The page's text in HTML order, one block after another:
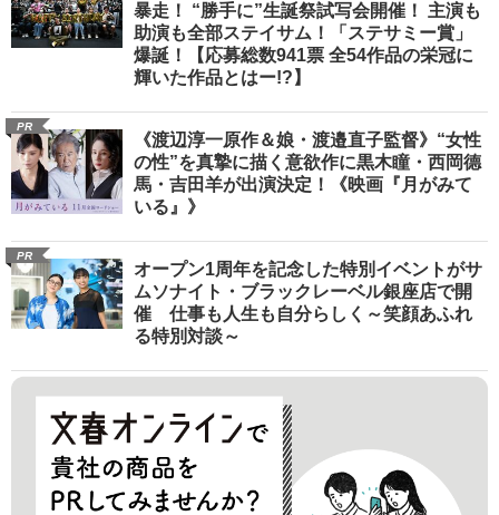
暴走！ “勝手に”生誕祭試写会開催！ 主演も
助演も全部ステイサム！「ステサミー賞」
爆誕！【応募総数941票 全54作品の栄冠に
輝いた作品とはー!?】
PR
《渡辺淳一原作＆娘・渡邉直子監督》“女性
の性”を真摯に描く意欲作に黒木瞳・西岡德
馬・吉田羊が出演決定！《映画『月がみて
いる』》
PR
オープン1周年を記念した特別イベントがサ
ムソナイト・ブラックレーベル銀座店で開
催 仕事も人生も自分らしく～笑顔あふれ
る特別対談～